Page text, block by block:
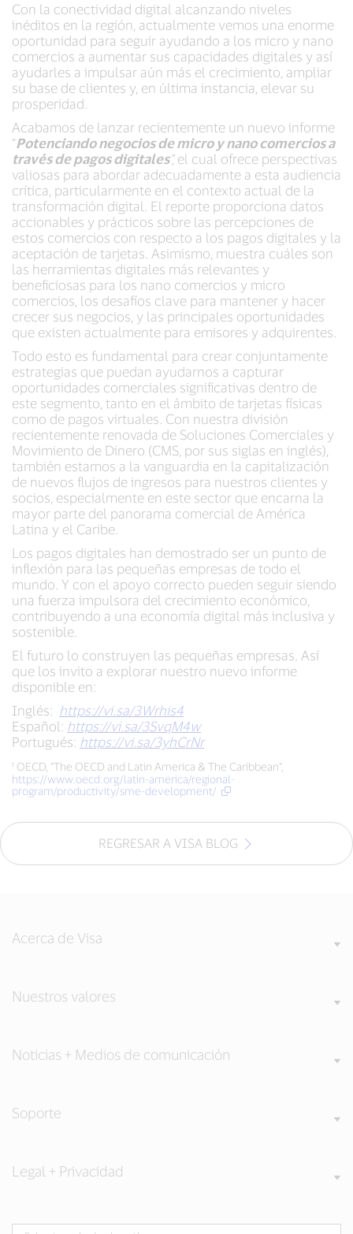
Con la conectividad digital alcanzando niveles
inéditos en la región, actualmente vemos una enorme
oportunidad para seguir ayudando a los micro y nano
comercios a aumentar sus capacidades digitales y así
ayudarles a impulsar aún más el crecimiento, ampliar
su base de clientes y, en última instancia, elevar su
prosperidad.
Acabamos de lanzar recientemente un nuevo informe
“Potenciando negocios de micro y nano comercios a
través de pagos digitales”, el cual ofrece perspectivas
valiosas para abordar adecuadamente a esta audiencia
crítica, particularmente en el contexto actual de la
transformación digital. El reporte proporciona datos
accionables y prácticos sobre las percepciones de
estos comercios con respecto a los pagos digitales y la
aceptación de tarjetas. Asimismo, muestra cuáles son
las herramientas digitales más relevantes y
beneficiosas para los nano comercios y micro
comercios, los desafíos clave para mantener y hacer
crecer sus negocios, y las principales oportunidades
que existen actualmente para emisores y adquirentes.
Todo esto es fundamental para crear conjuntamente
estrategias que puedan ayudarnos a capturar
oportunidades comerciales significativas dentro de
este segmento, tanto en el ámbito de tarjetas físicas
como de pagos virtuales. Con nuestra división
recientemente renovada de Soluciones Comerciales y
Movimiento de Dinero (CMS, por sus siglas en inglés),
también estamos a la vanguardia en la capitalización
de nuevos flujos de ingresos para nuestros clientes y
socios, especialmente en este sector que encarna la
mayor parte del panorama comercial de América
Latina y el Caribe.
Los pagos digitales han demostrado ser un punto de
inflexión para las pequeñas empresas de todo el
mundo. Y con el apoyo correcto pueden seguir siendo
una fuerza impulsora del crecimiento económico,
contribuyendo a una economía digital más inclusiva y
sostenible.
El futuro lo construyen las pequeñas empresas. Así
que los invito a explorar nuestro nuevo informe
disponible en:
Inglés: https://vi.sa/3Wrhis4
Español: https://vi.sa/3SvqM4w
Portugués: https://vi.sa/3yhCrNr
¹ OECD, “The OECD and Latin America & The Caribbean”,
https://www.oecd.org/latin-america/regional-
program/productivity/sme-development/
REGRESAR A VISA BLOG
Acerca de Visa
Nuestros valores
Noticias + Medios de comunicación
Soporte
Legal + Privacidad